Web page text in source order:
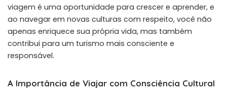
viagem é uma oportunidade para crescer e aprender, e
ao navegar em novas culturas com respeito, você não
apenas enriquece sua própria vida, mas também
contribui para um turismo mais consciente e
responsável.
A Importância de Viajar com Consciência Cultural